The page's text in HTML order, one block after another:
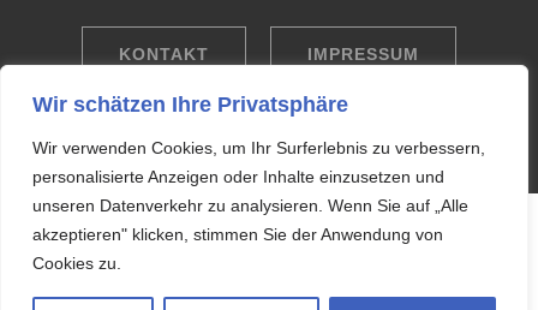
Wir schätzen Ihre Privatsphäre
Wir verwenden Cookies, um Ihr Surferlebnis zu verbessern,
personalisierte Anzeigen oder Inhalte einzusetzen und
unseren Datenverkehr zu analysieren. Wenn Sie auf „Alle
akzeptieren" klicken, stimmen Sie der Anwendung von
Cookies zu.
KONTAKT IMPRESSUM